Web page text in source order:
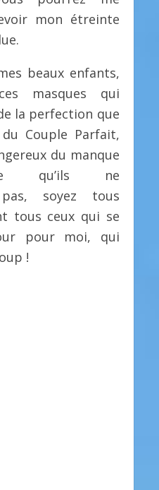
mon étreinte
beaux enfants,
masques qui
la perfection que
Couple Parfait,
du manque
qu’ils ne
pas, soyez tous
tous ceux qui se
pour moi, qui
!